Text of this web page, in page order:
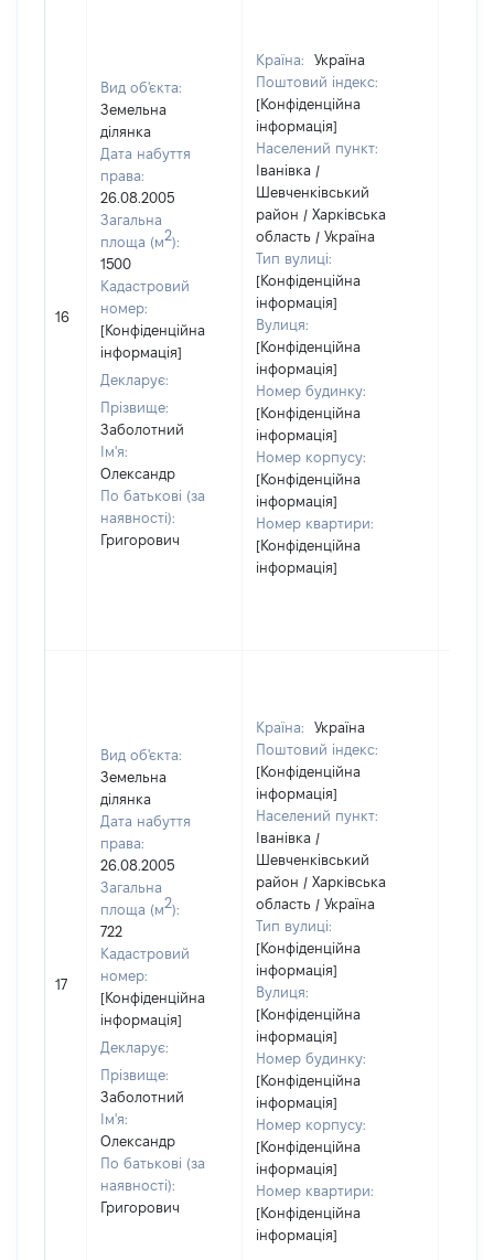
16
Вид об'єкта:
Земельна
ділянка
Дата набуття
права:
26.08.2005
Загальна
площа (м2):
1500
Кадастровий
номер:
[Конфіденційна
інформація]
Декларує:
Прізвище:
Заболотний
Ім'я:
Олександр
По батькові (за
наявності):
Григорович
Країна:
Україна
Поштовий індекс:
[Конфіденційна
інформація]
Населений пункт:
Іванівка /
Шевченківський
район / Харківська
область / Україна
Тип вулиці:
[Конфіденційна
інформація]
Вулиця:
[Конфіденційна
інформація]
Номер будинку:
[Конфіденційна
інформація]
Номер корпусу:
[Конфіденційна
інформація]
Номер квартири:
[Конфіденційна
інформація]
17
Вид об'єкта:
Земельна
ділянка
Дата набуття
права:
26.08.2005
Загальна
площа (м2):
722
Кадастровий
номер:
[Конфіденційна
інформація]
Декларує:
Прізвище:
Заболотний
Ім'я:
Олександр
По батькові (за
наявності):
Григорович
Країна:
Україна
Поштовий індекс:
[Конфіденційна
інформація]
Населений пункт:
Іванівка /
Шевченківський
район / Харківська
область / Україна
Тип вулиці:
[Конфіденційна
інформація]
Вулиця:
[Конфіденційна
інформація]
Номер будинку:
[Конфіденційна
інформація]
Номер корпусу:
[Конфіденційна
інформація]
Номер квартири:
[Конфіденційна
інформація]